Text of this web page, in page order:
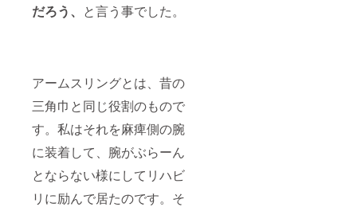
だろう、 と言う事でした。
アームスリングとは、昔の
三角巾と同じ役割のもので
す。私はそれを麻痺側の腕
に装着して、腕がぶらーん
とならない様にしてリハビ
リに励んで居たのです。そ